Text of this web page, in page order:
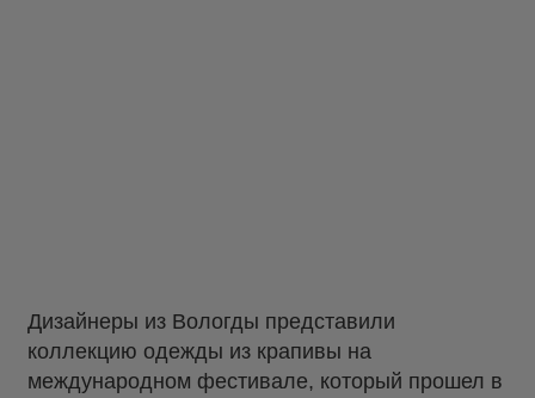
Дизайнеры из Вологды представили
коллекцию одежды из крапивы на
международном фестивале, который прошел в